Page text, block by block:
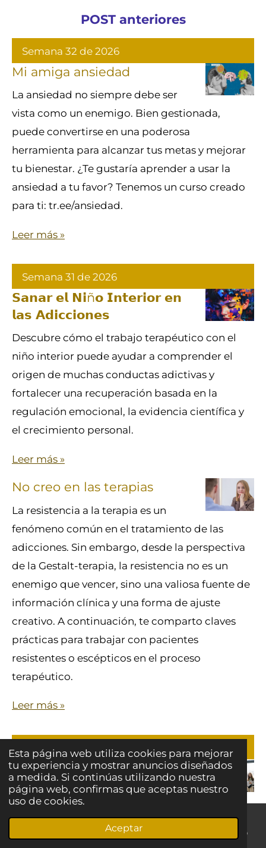
Esta página web utiliza cookies para mejorar
tu experiencia y mostrar anuncios diseñados
a medida. Si continúas utilizando nuestra
página web, confirmas que aceptas nuestro
uso de cookies.
Aceptar
POST anteriores
Semana 32 de 2026
Mi amiga ansiedad
La ansiedad no siempre debe ser
vista como un enemigo. Bien gestionada,
puede convertirse en una poderosa
herramienta para alcanzar tus metas y mejorar
tu bienestar. ¿Te gustaría aprender a usar la
ansiedad a tu favor? Tenemos un curso creado
para ti: tr.ee/ansiedad.
Leer más »
Semana 31 de 2026
𝗦𝗮𝗻𝗮𝗿 𝗲𝗹 𝗡𝗶ñ𝗼 𝗜𝗻𝘁𝗲𝗿𝗶𝗼𝗿 𝗲𝗻
𝗹𝗮𝘀 𝗔𝗱𝗶𝗰𝗰𝗶𝗼𝗻𝗲𝘀
Descubre cómo el trabajo terapéutico con el
niño interior puede ayudar a comprender el
origen de muchas conductas adictivas y
fortalecer una recuperación basada en la
regulación emocional, la evidencia científica y
el crecimiento personal.
Leer más »
No creo en las terapias
La resistencia a la terapia es un
fenómeno común en el tratamiento de las
adicciones. Sin embargo, desde la perspectiva
de la Gestalt-terapia, la resistencia no es un
enemigo que vencer, sino una valiosa fuente de
información clínica y una forma de ajuste
creativo. A continuación, te comparto claves
prácticas para trabajar con pacientes
resistentes o escépticos en el proceso
terapéutico.
Leer más »
Semana 29 de 2026
Conductas y conductas
Leer más »
Teléfono WhatsApp